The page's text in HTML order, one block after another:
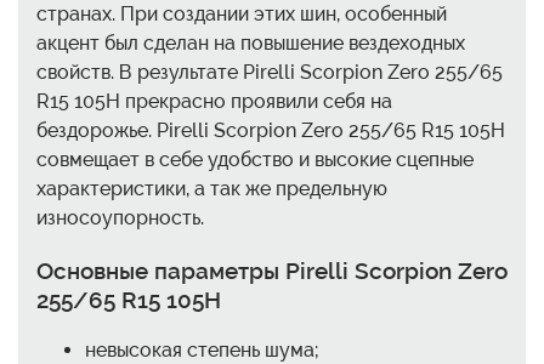
странах. При создании этих шин, особенный
акцент был сделан на повышение вездеходных
свойств. В результате Pirelli Scorpion Zero 255/65
R15 105H прекрасно проявили себя на
бездорожье. Pirelli Scorpion Zero 255/65 R15 105H
совмещает в себе удобство и высокие сцепные
характеристики, а так же предельную
износоупорность.
Основные параметры Pirelli Scorpion Zero
255/65 R15 105H
невысокая степень шума;